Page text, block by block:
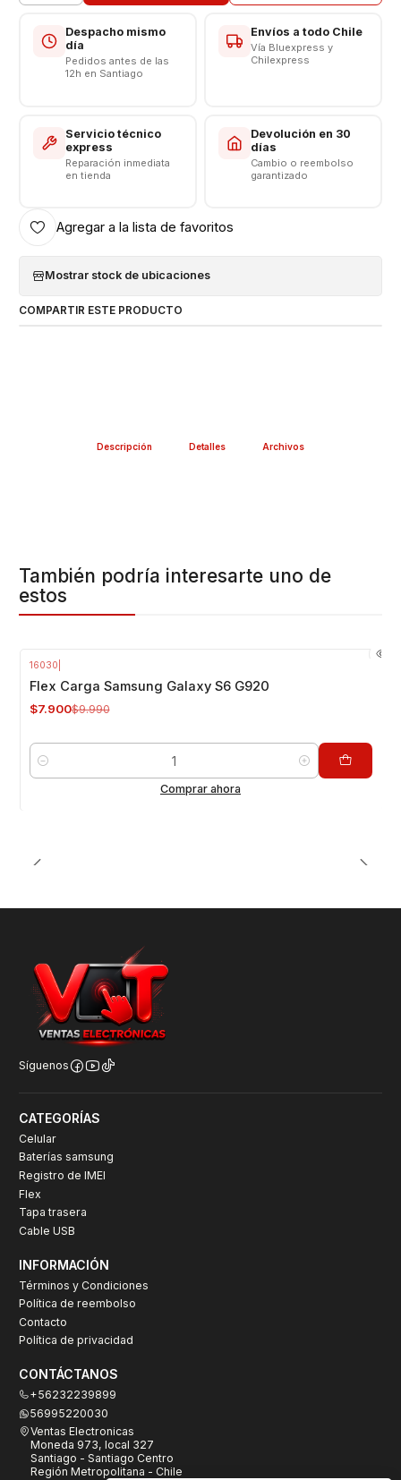
Despacho mismo
día
Pedidos antes de las
12h en Santiago
Envíos a todo Chile
Vía Bluexpress y
Chilexpress
Servicio técnico
express
Reparación inmediata
en tienda
Devolución en 30
días
Cambio o reembolso
garantizado
Agregar a la lista de favoritos
Mostrar stock de ubicaciones
COMPARTIR ESTE PRODUCTO
Descripción Detalles Archivos
También podría interesarte uno de
estos
16030
Flex Carga Samsung Galaxy S6 G920
$7.900$9.990
Cantidad
Comprar ahora
Síguenos
CATEGORÍAS
Celular
Baterías samsung
Registro de IMEI
Flex
Tapa trasera
Cable USB
INFORMACIÓN
Términos y Condiciones
Política de reembolso
Contacto
Política de privacidad
CONTÁCTANOS
+56232239899
56995220030
Ventas Electronicas
Moneda 973, local 327
Santiago - Santiago Centro
Región Metropolitana - Chile